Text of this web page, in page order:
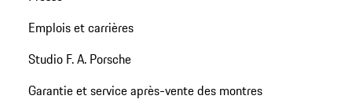
Emplois et carrières
Studio F. A. Porsche
Garantie et service après-vente des montres